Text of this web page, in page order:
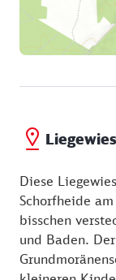
Joachimsthal
rechts in die
sogleich das
können.
Diese
Schorfheide
bisschen
und Baden.